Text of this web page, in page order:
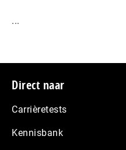
...
Footer
Direct naar
Carrièretests
Kennisbank